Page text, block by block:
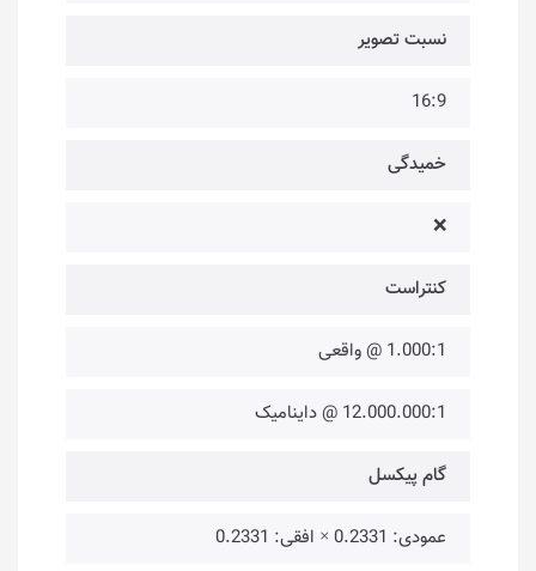
نسبت تصویر
16:9
خمیدگی
❌
کنتراست
1.000:1 @ واقعی
12.000.000:1 @ داینامیک
گام پیکسل
عمودی: 0.2331 × افقی: 0.2331